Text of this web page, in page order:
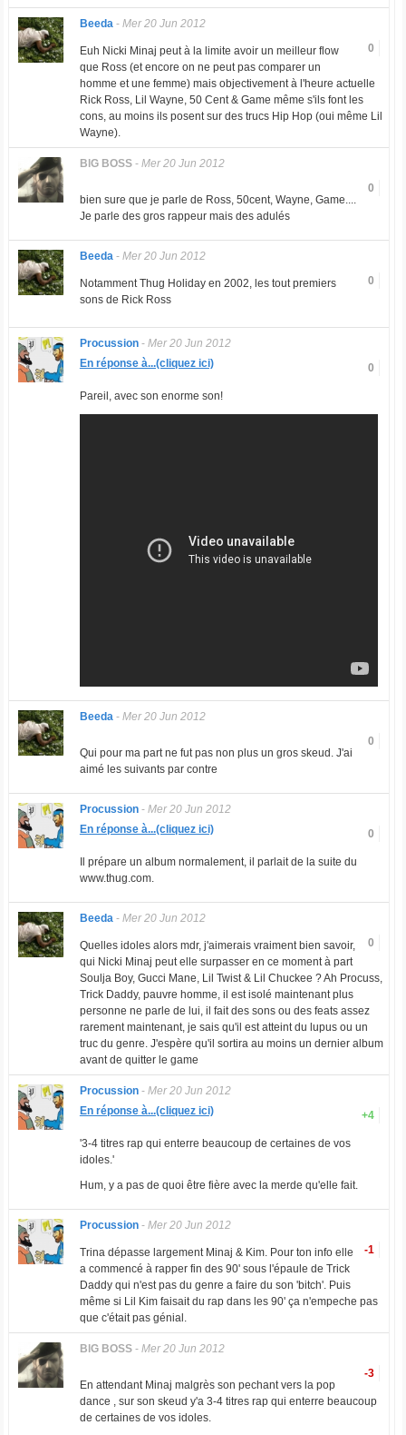
Beeda- Mer 20 Jun 2012
0
Euh Nicki Minaj peut à la limite avoir un meilleur flow
que Ross (et encore on ne peut pas comparer un
homme et une femme) mais objectivement à l'heure actuelle
Rick Ross, Lil Wayne, 50 Cent & Game même s'ils font les
cons, au moins ils posent sur des trucs Hip Hop (oui même Lil
Wayne).
BlG BOSS- Mer 20 Jun 2012
0
bien sure que je parle de Ross, 50cent, Wayne, Game....
Je parle des gros rappeur mais des adulés
Beeda- Mer 20 Jun 2012
0
Notamment Thug Holiday en 2002, les tout premiers
sons de Rick Ross
Procussion- Mer 20 Jun 2012
0
En réponse à...(cliquez ici)
Pareil, avec son enorme son!
Beeda- Mer 20 Jun 2012
0
Qui pour ma part ne fut pas non plus un gros skeud. J'ai
aimé les suivants par contre
Procussion- Mer 20 Jun 2012
0
En réponse à...(cliquez ici)
Il prépare un album normalement, il parlait de la suite du
www.thug.com.
Beeda- Mer 20 Jun 2012
0
Quelles idoles alors mdr, j'aimerais vraiment bien savoir,
qui Nicki Minaj peut elle surpasser en ce moment à part
Soulja Boy, Gucci Mane, Lil Twist & Lil Chuckee ? Ah Procuss,
Trick Daddy, pauvre homme, il est isolé maintenant plus
personne ne parle de lui, il fait des sons ou des feats assez
rarement maintenant, je sais qu'il est atteint du lupus ou un
truc du genre. J'espère qu'il sortira au moins un dernier album
avant de quitter le game
Procussion- Mer 20 Jun 2012
+4
En réponse à...(cliquez ici)
'3-4 titres rap qui enterre beaucoup de certaines de vos
idoles.'
Hum, y a pas de quoi être fière avec la merde qu'elle fait.
Procussion- Mer 20 Jun 2012
-1
Trina dépasse largement Minaj & Kim. Pour ton info elle
a commencé à rapper fin des 90' sous l'épaule de Trick
Daddy qui n'est pas du genre a faire du son 'bitch'. Puis
même si Lil Kim faisait du rap dans les 90' ça n'empeche pas
que c'était pas génial.
BlG BOSS- Mer 20 Jun 2012
-3
En attendant Minaj malgrès son pechant vers la pop
dance , sur son skeud y'a 3-4 titres rap qui enterre beaucoup
de certaines de vos idoles.